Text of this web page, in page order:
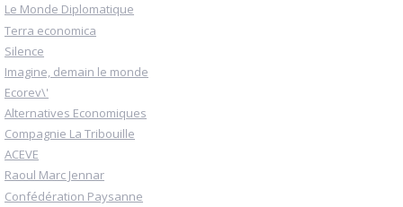
Le Monde Diplomatique
Terra economica
Silence
Imagine, demain le monde
Ecorev\'
Alternatives Economiques
Compagnie La Tribouille
ACEVE
Raoul Marc Jennar
Confédération Paysanne